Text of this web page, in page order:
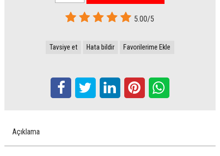
5.00/5
Tavsiye et Hata bildir Favorilerime Ekle
Açıklama